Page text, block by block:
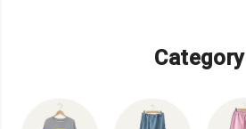
Category